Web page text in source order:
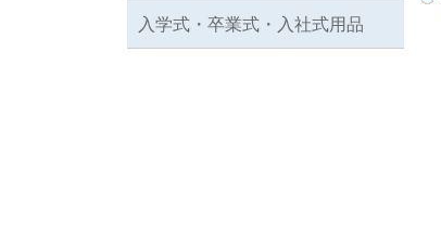
入学式・卒業式・入社式用品